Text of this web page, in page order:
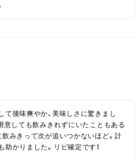
て後味爽やか、美味しさに驚きまし
意しても飲みきれずにいたこともある
飲みきって次が追いつかないほど。計
かりました。リピ確定です！